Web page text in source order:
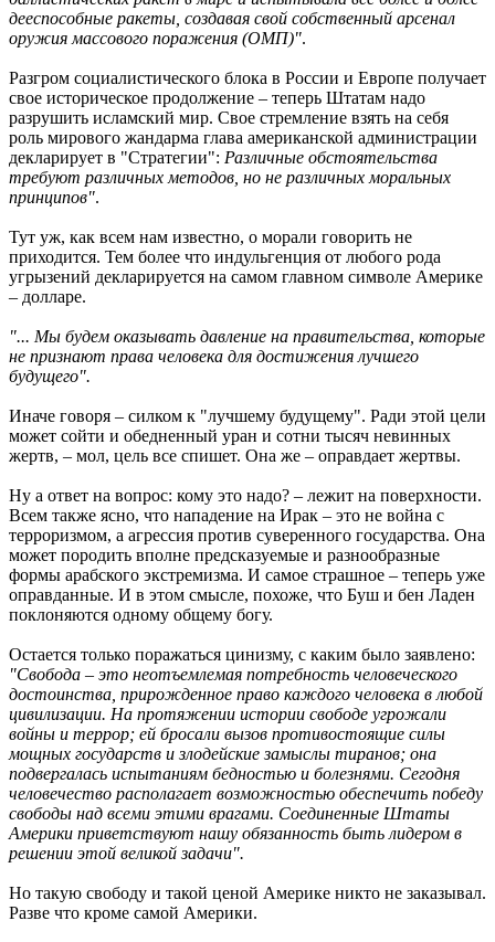
дееспособные ракеты, создавая свой собственный арсенал
оружия массового поражения (ОМП)".
Разгром социалистического блока в России и Европе получает
свое историческое продолжение – теперь Штатам надо
разрушить исламский мир. Свое стремление взять на себя
роль мирового жандарма глава американской администрации
декларирует в "Стратегии": Различные обстоятельства
требуют различных методов, но не различных моральных
принципов".
Тут уж, как всем нам известно, о морали говорить не
приходится. Тем более что индульгенция от любого рода
угрызений декларируется на самом главном символе Америке
– долларе.
"... Мы будем оказывать давлениe на правительства, которые
не признают права человека для достижения лучшего
будущего".
Иначе говоря – силком к "лучшему будущему". Ради этой цели
может сойти и обедненный уран и сотни тысяч невинных
жертв, – мол, цель все спишет. Она же – оправдает жертвы.
Ну а ответ на вопрос: кому это надо? – лежит на поверхности.
Всем также ясно, что нападение на Ирак – это не война с
терроризмом, а агрессия против суверенного государства. Она
может породить вполне предсказуемые и разнообразные
формы арабского экстремизма. И самое страшное – теперь уже
оправданные. И в этом смысле, похоже, что Буш и бен Ладен
поклоняются одному общему богу.
Остается только поражаться цинизму, с каким было заявлено:
"Свобода – это неотъемлемая потребность человеческого
достоинства, прирожденное право каждого человека в любой
цивилизации. На протяжении истории свободе угрожали
войны и террор; ей бросали вызов противостоящие силы
мощных государств и злодейские замыслы тиранов; она
подвергалась испытаниям бедностью и болезнями. Сегодня
человечество располагает возможностью обеспечить победу
свободы над всеми этими врагами. Соединенные Штаты
Америки приветствуют нашу обязанность быть лидером в
решении этой великой задачи".
Но такую свободу и такой ценой Америке никто не заказывал.
Разве что кроме самой Америки.